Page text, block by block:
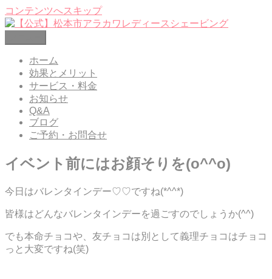
コンテンツへスキップ
【公式】松本市アラカワレディースシェービング
レディースシェービングエステ 松本市笹賀
ホーム
効果とメリット
サービス・料金
お知らせ
Q&A
ブログ
ご予約・お問合せ
イベント前にはお顔そりを(o^^o)
今日はバレンタインデー♡♡ですね(*^^*)
皆様はどんなバレンタインデーを過ごすのでしょうか(^^)
でも本命チョコや、友チョコは別として義理チョコはチョコ
っと大変ですね(笑)